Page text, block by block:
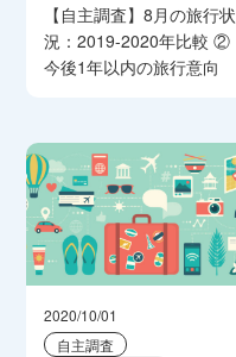
【自主調査】8月の旅行状
況：2019-2020年比較 ②
今後1年以内の旅行意向
2020/10/01
自主調査